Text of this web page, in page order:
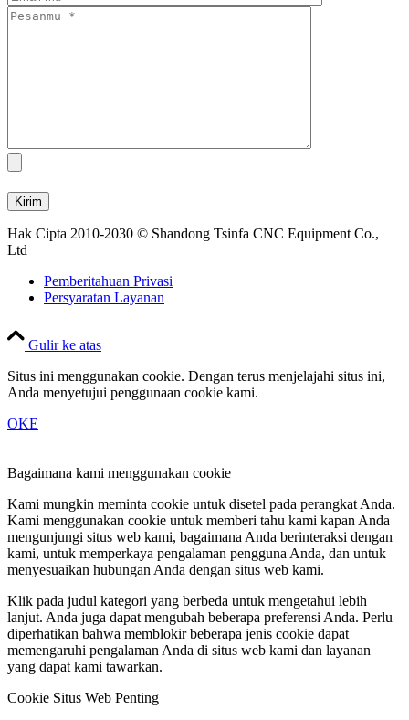
Hak Cipta 2010-2030 © Shandong Tsinfa CNC Equipment Co.,
Ltd
Pemberitahuan Privasi
Persyaratan Layanan
Gulir ke atas
Situs ini menggunakan cookie. Dengan terus menjelajahi situs ini,
Anda menyetujui penggunaan cookie kami.
OKE
Bagaimana kami menggunakan cookie
Kami mungkin meminta cookie untuk disetel pada perangkat Anda.
Kami menggunakan cookie untuk memberi tahu kami kapan Anda
mengunjungi situs web kami, bagaimana Anda berinteraksi dengan
kami, untuk memperkaya pengalaman pengguna Anda, dan untuk
menyesuaikan hubungan Anda dengan situs web kami.
Klik pada judul kategori yang berbeda untuk mengetahui lebih
lanjut. Anda juga dapat mengubah beberapa preferensi Anda. Perlu
diperhatikan bahwa memblokir beberapa jenis cookie dapat
memengaruhi pengalaman Anda di situs web kami dan layanan
yang dapat kami tawarkan.
Cookie Situs Web Penting